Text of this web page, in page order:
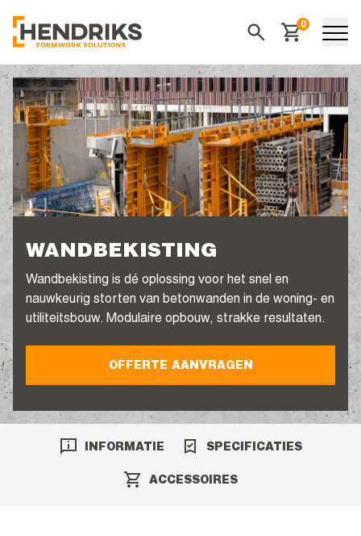
0
Winkelwagen
WANDBEKISTING
Wandbekisting is dé oplossing voor het snel en
nauwkeurig storten van betonwanden in de woning- en
utiliteitsbouw. Modulaire opbouw, strakke resultaten.
OFFERTE AANVRAGEN
INFORMATIE SPECIFICATIES
ACCESSOIRES